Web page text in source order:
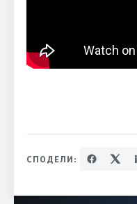
СПОДЕЛИ: